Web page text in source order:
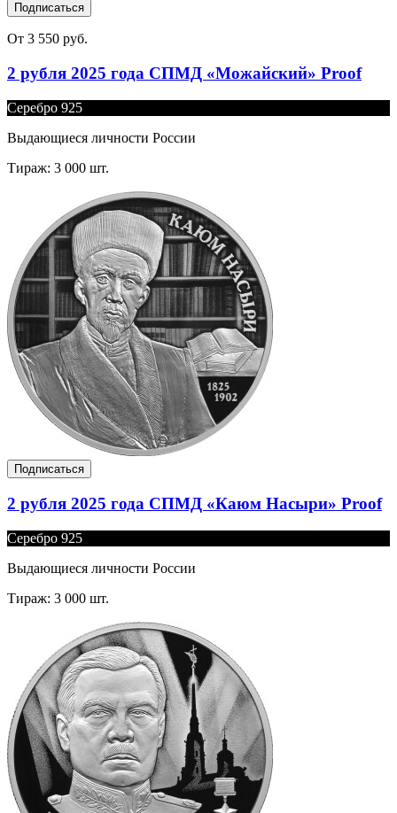
Подписаться
От 3 550 руб.
2 рубля 2025 года СПМД «Можайский» Proof
Серебро 925
Выдающиеся личности России
Тираж: 3 000 шт.
Подписаться
2 рубля 2025 года СПМД «Каюм Насыри» Proof
Серебро 925
Выдающиеся личности России
Тираж: 3 000 шт.